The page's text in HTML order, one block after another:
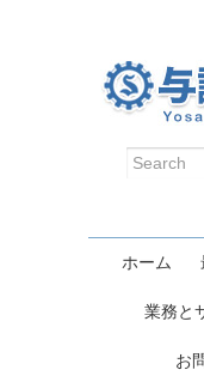
ホーム
業務と
お